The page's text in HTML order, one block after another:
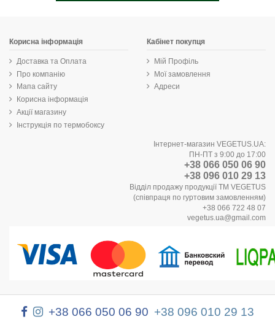
Корисна інформація
Доставка та Оплата
Про компанію
Мапа сайту
Корисна інформація
Акції магазину
Інструкція по термобоксу
Кабінет покупця
Мій Профіль
Мої замовлення
Адреси
Інтернет-магазин VEGETUS.UA:
ПН-ПТ з 9:00 до 17:00
+38 066 050 06 90
+38 096 010 29 13
Відділ продажу продукції ТМ VEGETUS
(співпраця по гуртовим замовленням)
+38 066 722 48 07
vegetus.ua@gmail.com
+38 066 050 06 90 +38 096 010 29 13